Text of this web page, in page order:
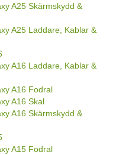
A25 Skärmskydd &
A25 Laddare, Kablar &
A16 Laddare, Kablar &
A16 Fodral
A16 Skal
A16 Skärmskydd &
A15 Fodral